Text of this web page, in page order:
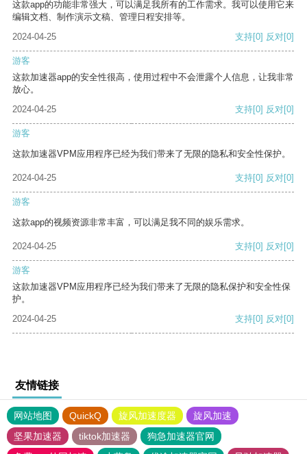
这款app的功能非常强大，可以满足我所有的工作需求。我可以使用它来
编辑文档、制作演示文稿、管理日程安排等。
2024-04-25
支持[0] 反对[0]
游客
这款加速器app的安全性很高，使用过程中不会泄露个人信息，让我非常
放心。
2024-04-25
支持[0] 反对[0]
游客
这款加速器VPM应用程序已经为我们带来了无限的隐私和安全性保护。
2024-04-25 支持[0] 反对[0]
游客
这款app的视频资源非常丰富，可以满足我不同的娱乐需求。
2024-04-25 支持[0] 反对[0]
游客
这款加速器VPM应用程序已经为我们带来了无限的隐私保护和安全性保
护。
2024-04-25
支持[0] 反对[0]
友情链接
网站地图 QuickQ 旋风加速度器
旋风加速
坚果加速器
tiktok加速器
狗急加速器官网